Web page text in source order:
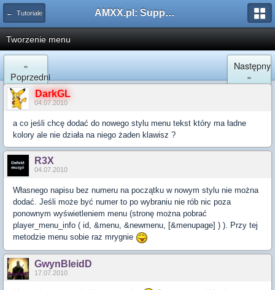
← Tutoriale AMXX.pl: Support AMX Mod X i SourceMod
Tworzenie menu
«
Poprzedni
Następny
»
DarkGL
04.07.2010
a co jeśli chcę dodać do nowego stylu menu tekst który ma ładne
kolory ale nie działa na niego żaden klawisz ?
R3X
04.07.2010
Własnego napisu bez numeru na początku w nowym stylu nie można
dodać. Jeśli może być numer to po wybraniu nie rób nic poza
ponownym wyświetleniem menu (stronę można pobrać
player_menu_info ( id, &menu, &newmenu, [&menupage] ) ). Przy tej
metodzie menu sobie raz mrygnie
GwynBleidD
17.07.2010